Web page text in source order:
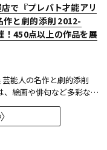
で『プレバト才能アリ
作と劇的添削 2012-
！450点以上の作品を展
能人の名作と劇的添削
、絵画や俳句など多彩な芸
流の講師陣が才能アリ/ナ
本展では、定番ジャンル
った巨大作品...